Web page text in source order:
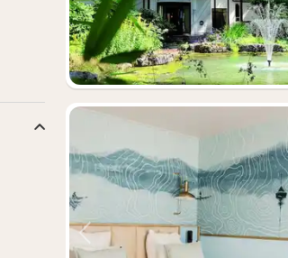
Vorheriges Bild